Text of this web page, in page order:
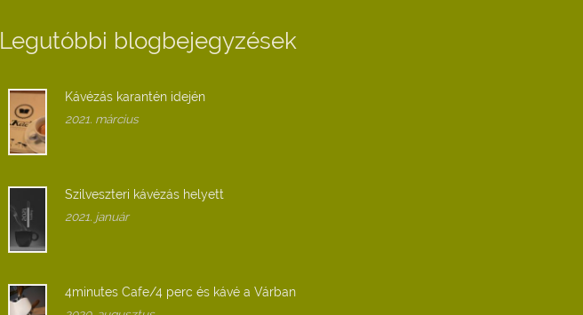
Legutóbbi blogbejegyzések
Kávézás karantén idején
2021. március
Szilveszteri kávézás helyett
2021. január
4minutes Cafe/4 perc és kávé a Várban